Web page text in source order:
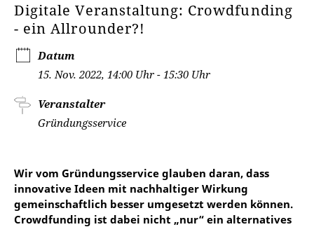
Digitale Veranstaltung: Crowdfunding
- ein Allrounder?!
Datum
15. Nov. 2022, 14:00 Uhr - 15:30 Uhr
Veranstalter
Gründungsservice
Wir vom Gründungsservice glauben daran, dass
innovative Ideen mit nachhaltiger Wirkung
gemeinschaftlich besser umgesetzt werden können.
Crowdfunding ist dabei nicht „nur“ ein alternatives